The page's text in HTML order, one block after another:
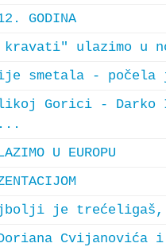
GODINA
kravati" ulazimo u
smetala - počela
Gorici -
U EUROPU
je
Cvijanovića i